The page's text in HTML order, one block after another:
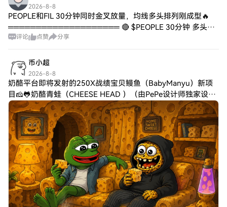
2026-8-8
PEOPLE和FIL 30分钟同时金叉放量，均线多头排列刚成型🔥
════════════════════ 🔴 $PEOPLE 30分钟 多头信
号 ⚠️技术面：ADX30要发力了，可以进场。MACD的
评论 点赞 分享
币小超
2026-8-8
奶酪平台即将发射的250X战绩宝贝鳗鱼（BabyManyu）新项
目🧀🐸奶酪青蛙（CHEESE HEAD ）（由PePe设计师独家设
计）敬请关注！ 预售额度：40B （电报、推特、QQ、地推工
作室共计对